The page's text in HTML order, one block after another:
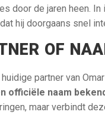
door de jaren heen.
hij doorgaans snel
OF
partner van
officiële naam
maar verbindt